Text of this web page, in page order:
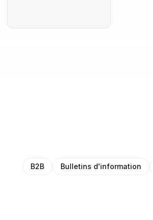
B2B Bulletins d'information